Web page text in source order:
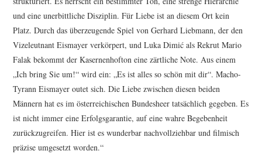
und eine unerbittliche Disziplin. Für Liebe ist an diesem Ort kein
Platz. Durch das überzeugende Spiel von Gerhard Liebmann, der den
Vizeleutnant Eismayer verkörpert, und Luka Dimić als Rekrut Mario
Falak bekommt der Kasernenhofton eine zärtliche Note. Aus einem
„Ich bring Sie um!“ wird ein: „Es ist alles so schön mit dir“. Macho-
Tyrann Eismayer outet sich. Die Liebe zwischen diesen beiden
Männern hat es im österreichischen Bundesheer tatsächlich gegeben. Es
ist nicht immer eine Erfolgsgarantie, auf eine wahre Begebenheit
zurückzugreifen. Hier ist es wunderbar nachvollziehbar und filmisch
präzise umgesetzt worden.“